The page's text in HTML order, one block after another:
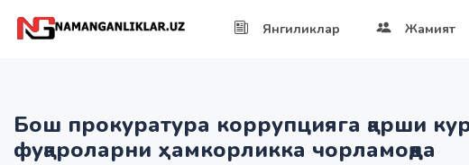
Янгиликлар Жамият
Бош прокуратура коррупцияга қарши
фуқароларни ҳамкорликка чорламоқда